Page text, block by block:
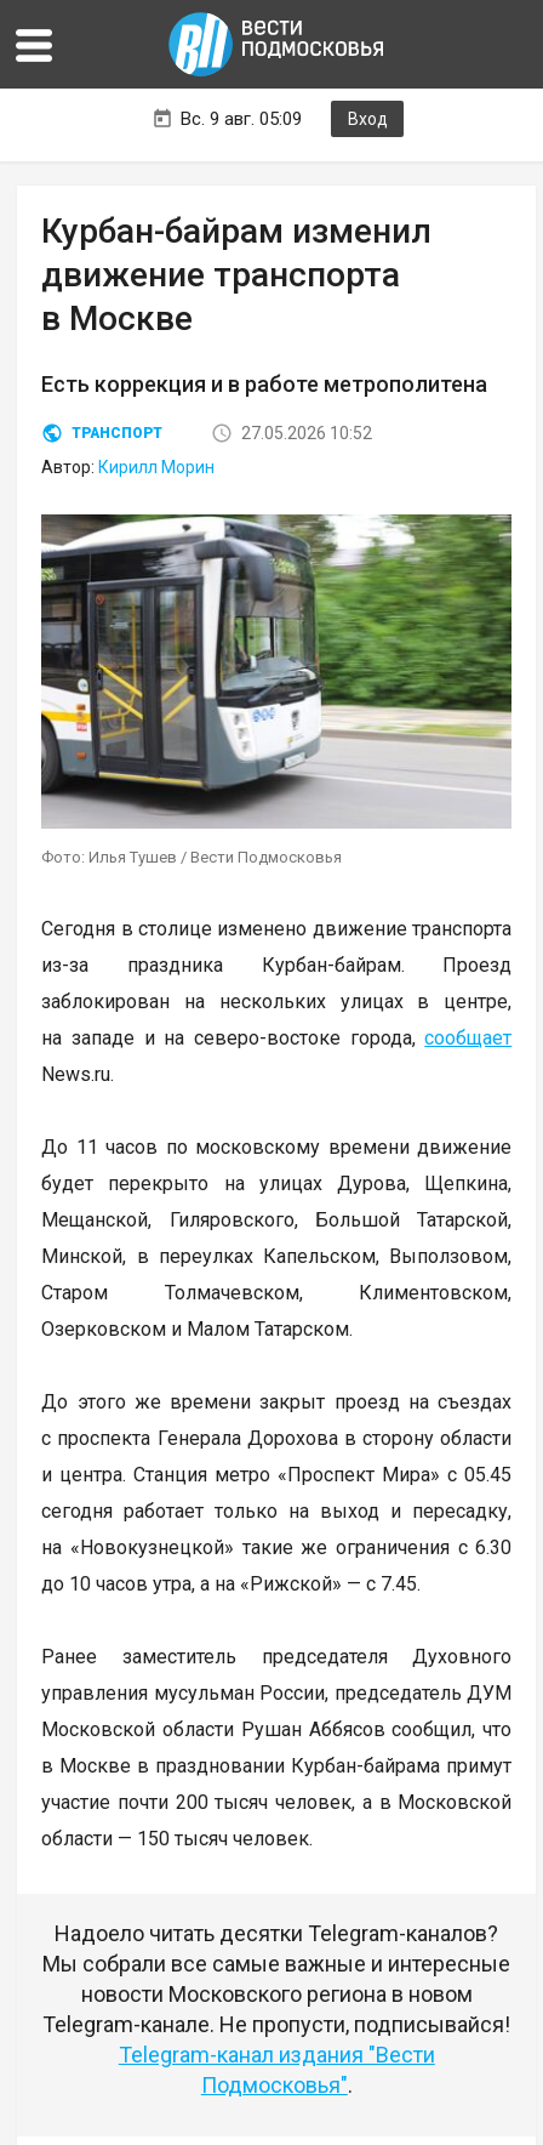
Вс. 9 авг. 05:09 Вход
Курбан-байрам изменил
движение транспорта
в Москве
Есть коррекция и в работе метрополитена
ТРАНСПОРТ
27.05.2026 10:52
Автор: Кирилл Морин
Фото: Илья Тушев / Вести Подмосковья
Сегодня в столице изменено движение транспорта
из-за праздника Курбан-байрам. Проезд
заблокирован на нескольких улицах в центре,
на западе и на северо-востоке города,сообщает
News.ru.
До 11 часов по московскому времени движение
будет перекрыто на улицах Дурова, Щепкина,
Мещанской, Гиляровского, Большой Татарской,
Минской, в переулках Капельском, Выползовом,
Старом Толмачевском, Климентовском,
Озерковском и Малом Татарском.
До этого же времени закрыт проезд на съездах
с проспекта Генерала Дорохова в сторону области
и центра. Станция метро «Проспект Мира» с 05.45
сегодня работает только на выход и пересадку,
на «Новокузнецкой» такие же ограничения с 6.30
до 10 часов утра, а на «Рижской» — с 7.45.
Ранее заместитель председателя Духовного
управления мусульман России, председатель ДУМ
Московской области Рушан Аббясов сообщил, что
в Москве в праздновании Курбан-байрама примут
участие почти 200 тысяч человек, а в Московской
области — 150 тысяч человек.
Надоело читать десятки Telegram-каналов?
Мы собрали все самые важные и интересные
новости Московского региона в новом
Telegram-канале. Не пропусти, подписывайся!
Telegram-канал издания "Вести
Подмосковья".